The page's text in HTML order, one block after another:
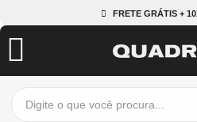
FRETE GRÁTIS +